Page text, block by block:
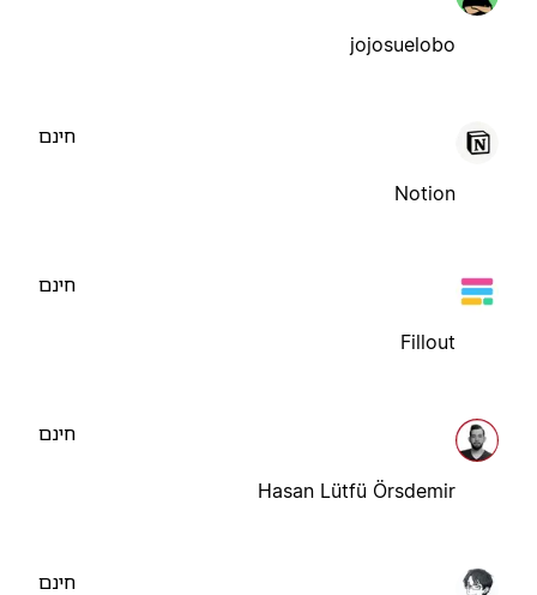
jojosuelobo
Notion
חינם
Fillout
חינם
Hasan Lütfü Örsdemir
חינם
חינם